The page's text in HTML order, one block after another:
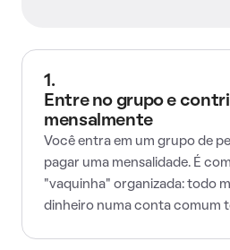
1.
Entre no grupo e
mensalmente
Você entra em um grupo de
pagar uma mensalidade. É
"vaquinha" organizada: todo
dinheiro numa conta comum